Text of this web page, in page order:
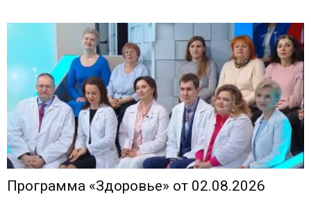
Программа «Здоровье» от 02.08.2026